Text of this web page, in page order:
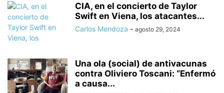
CIA, en el concierto de Taylor
Swift en Viena, los atacantes...
Carlos Mendoza - agosto 29, 2024
Una ola (social) de antivacunas
contra Oliviero Toscani: “Enfermó
a causa...